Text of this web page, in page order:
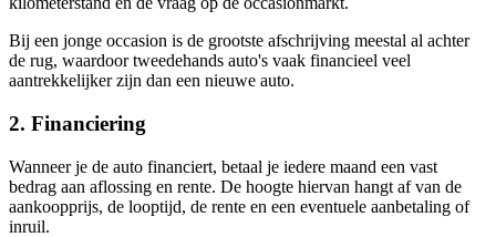
Bij een jonge occasion is de grootste afschrijving meestal al achter
de rug, waardoor tweedehands auto's vaak financieel veel
aantrekkelijker zijn dan een nieuwe auto.
2. Financiering
Wanneer je de auto financiert, betaal je iedere maand een vast
bedrag aan aflossing en rente. De hoogte hiervan hangt af van de
aankoopprijs, de looptijd, de rente en een eventuele aanbetaling of
inruil.